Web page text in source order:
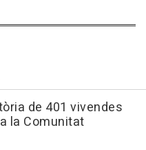
de 401 vivendes
la Comunitat